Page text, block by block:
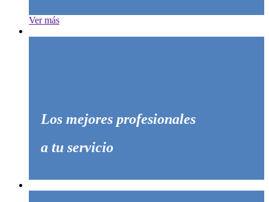
Ver más
Los mejores profesionales
a tu servicio